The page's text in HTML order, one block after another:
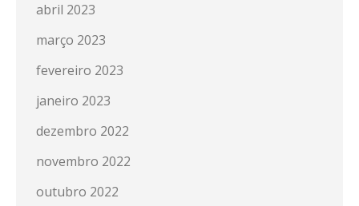
abril 2023
março 2023
fevereiro 2023
janeiro 2023
dezembro 2022
novembro 2022
outubro 2022